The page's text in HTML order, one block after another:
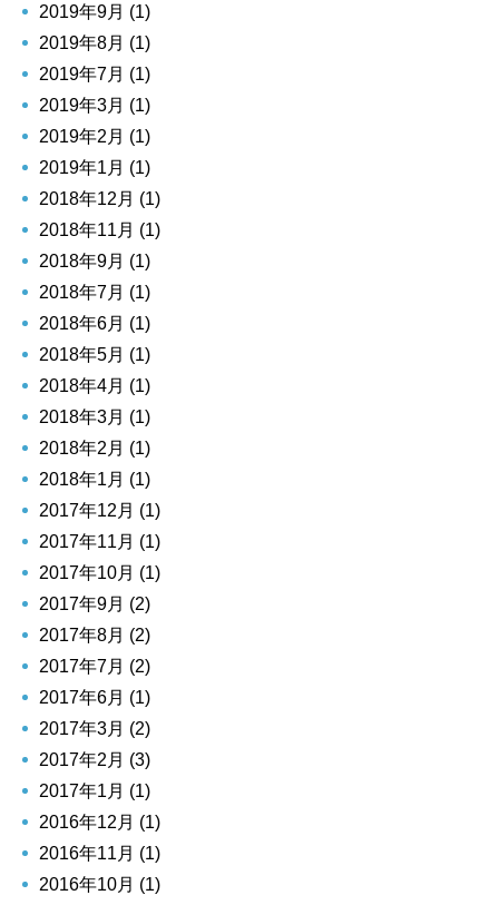
2019年9月 (1)
2019年8月 (1)
2019年7月 (1)
2019年3月 (1)
2019年2月 (1)
2019年1月 (1)
2018年12月 (1)
2018年11月 (1)
2018年9月 (1)
2018年7月 (1)
2018年6月 (1)
2018年5月 (1)
2018年4月 (1)
2018年3月 (1)
2018年2月 (1)
2018年1月 (1)
2017年12月 (1)
2017年11月 (1)
2017年10月 (1)
2017年9月 (2)
2017年8月 (2)
2017年7月 (2)
2017年6月 (1)
2017年3月 (2)
2017年2月 (3)
2017年1月 (1)
2016年12月 (1)
2016年11月 (1)
2016年10月 (1)